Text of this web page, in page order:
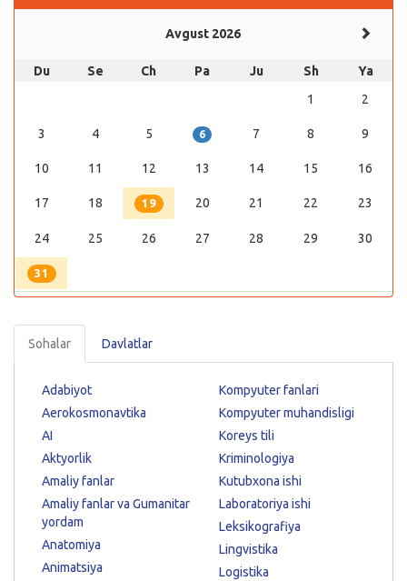
Avgust 2026
Du Se Ch Pa Ju Sh
Ya
1
2
3 4 5 6 7 8 9
10 11 12 13 14 15 16
17 18 19 20 21 22 23
24 25 26 27 28 29 30
31
Sohalar Davlatlar
Adabiyot
Aerokosmonavtika
AI
Aktyorlik
Amaliy fanlar
Amaliy fanlar va Gumanitar
yordam
Anatomiya
Animatsiya
Kompyuter fanlari
Kompyuter muhandisligi
Koreys tili
Kriminologiya
Kutubxona ishi
Laboratoriya ishi
Leksikografiya
Lingvistika
Logistika